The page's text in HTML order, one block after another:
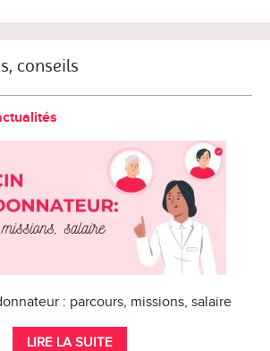
conseils
: parcours, missions, salaire
LIRE LA SUITE